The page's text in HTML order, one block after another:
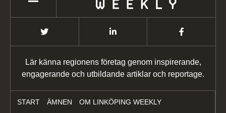
Lär känna regionens företag genom inspirerande,
engagerande och utbildande artiklar och reportage.
START ÄMNEN OM LINKÖPING WEEKLY